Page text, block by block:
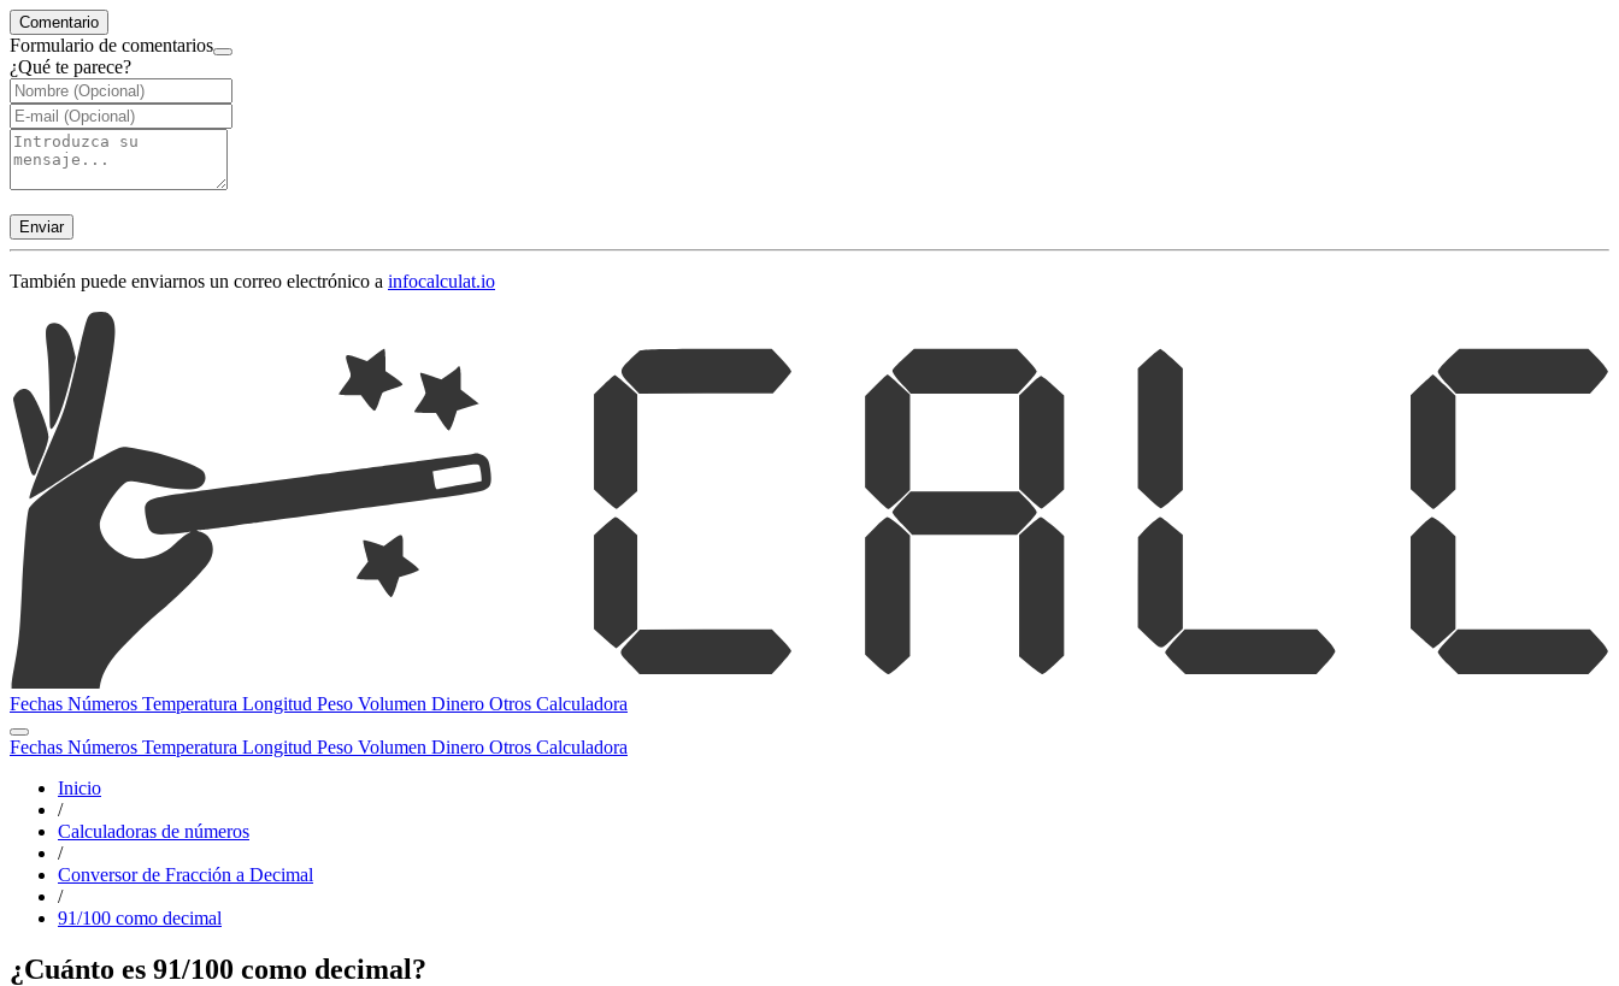
Comentario
Formulario de comentarios
¿Qué te parece?
Enviar
También puede enviarnos un correo electrónico a infocalculat.io
Fechas Números Temperatura Longitud Peso Volumen Dinero Otros Calculadora
Fechas Números Temperatura Longitud Peso Volumen Dinero Otros Calculadora
Inicio
/
Calculadoras de números
/
Conversor de Fracción a Decimal
/
91/100 como decimal
¿Cuánto es 91/100 como decimal?